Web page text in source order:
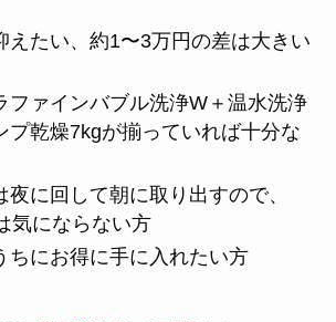
えたい、約1〜3万円の差は大きい
ファインバブル洗浄W＋温水洗浄
プ乾燥7kgが揃っていれば十分な
夜に回して朝に取り出すので、
気にならない方
ちにお得に手に入れたい方